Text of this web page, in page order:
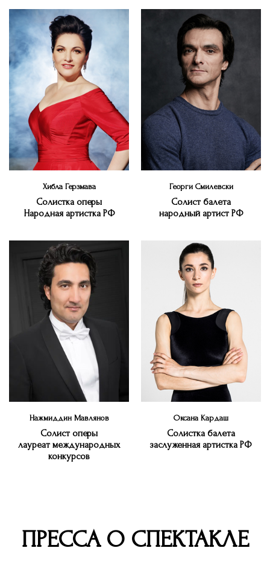
Хибла Герзмава
Солистка оперы
Народная артистка РФ
Георги Смилевски
Cолист балета
народный артист РФ
Нажмиддин Мавлянов
Солист оперы
лауреат международных
конкурсов
Оксана Кардаш
Солистка балета
заслуженная артистка РФ
ПРЕССА О СПЕКТАКЛЕ